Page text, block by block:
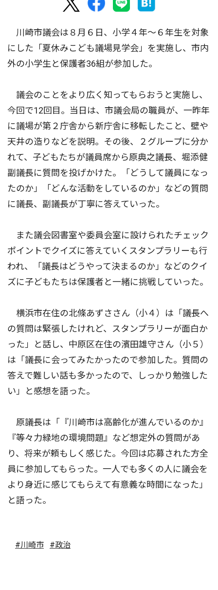
川崎市議会は８月６日、小学４年〜６年生を対象
にした「夏休みこども議場見学会」を実施し、市内
外の小学生と保護者36組が参加した。
議会のことをより広く知ってもらおうと実施し、
今回で12回目。当日は、市議会局の職員が、一昨年
に議場が第２庁舎から新庁舎に移転したこと、壁や
天井の造りなどを説明。その後、２グループに分か
れて、子どもたちが議員席から原典之議長、堀添健
副議長に質問を投げかけた。「どうして議員になっ
たのか」「どんな活動をしているのか」などの質問
に議長、副議長が丁寧に答えていった。
また議会図書室や委員会室に設けられたチェック
ポイントでクイズに答えていくスタンプラリーも行
われ、「議長はどうやって決まるのか」などのクイ
ズに子どもたちは保護者と一緒に挑戦していった。
横浜市在住の北條あずささん（小４）は「議長へ
の質問は緊張したけれど、スタンプラリーが面白か
った」と話し、中原区在住の濱田雄守さん（小５）
は「議長に会ってみたかったので参加した。質問の
答えで難しい話も多かったので、しっかり勉強した
い」と感想を語った。
原議長は「『川崎市は高齢化が進んでいるのか』
『等々力緑地の環境問題』など想定外の質問があ
り、将来が頼もしく感じた。今回は応募された方全
員に参加してもらった。一人でも多くの人に議会を
より身近に感じてもらえて有意義な時間になった」
と語った。
#川崎市 #政治